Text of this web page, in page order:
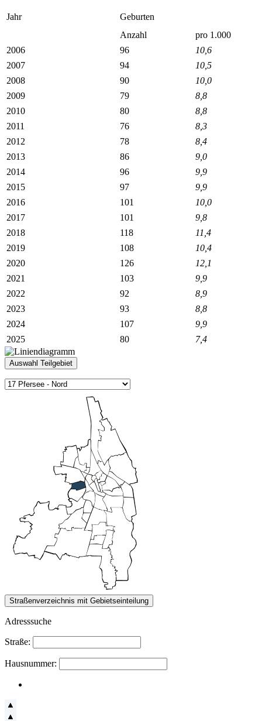
Jahr
Geburten
Anzahl
pro 1.000
2006
96
10,6
2007
94
10,5
2008
90
10,0
2009
79
8,8
2010
80
8,8
2011
76
8,3
2012
78
8,4
2013
86
9,0
2014
96
9,9
2015
97
9,9
2016
101
10,0
2017
101
9,8
2018
118
11,4
2019
108
10,4
2020
126
12,1
2021
103
9,9
2022
92
8,9
2023
93
8,8
2024
107
9,9
2025
80 7,4
Adresssuche
Straße:
Hausnummer: